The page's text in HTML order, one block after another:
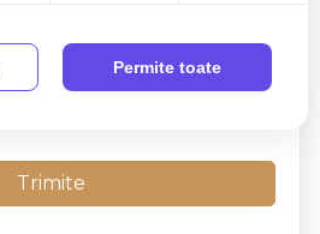
Permite toate